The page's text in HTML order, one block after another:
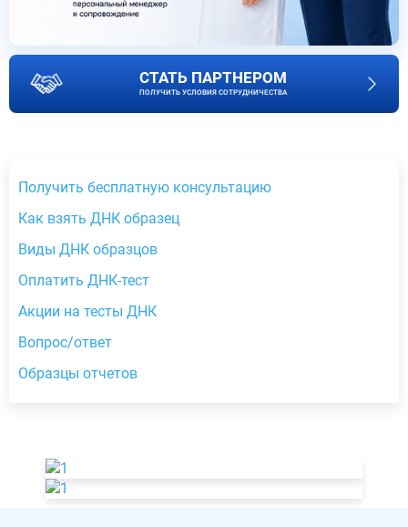
СТАТЬ ПАРТНЕРОМ
ПОЛУЧИТЬ УСЛОВИЯ СОТРУДНИЧЕСТВА
Получить бесплатную консультацию
Как взять ДНК образец
Виды ДНК образцов
Оплатить ДНК-тест
Акции на тесты ДНК
Вопрос/ответ
Образцы отчетов